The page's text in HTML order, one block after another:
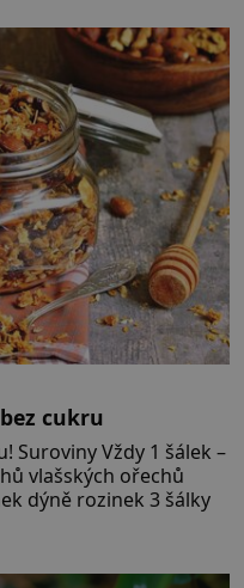
nedokážeme
cukru
–
vlašských ořechů
dýně rozinek 3 šálky